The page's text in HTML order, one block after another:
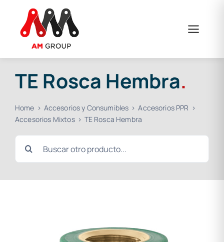
contenido
TE Rosca Hembra.
Home Accesorios y Consumibles
Accesorios PPR
Accesorios Mixtos
TE Rosca Hembra
Buscar: